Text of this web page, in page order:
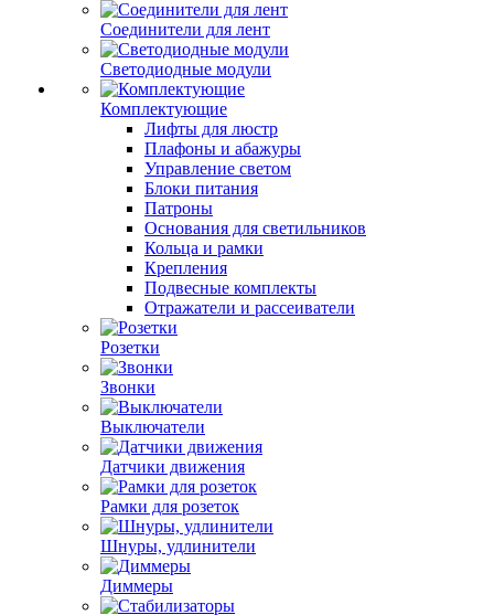
Соединители для лент
Светодиодные модули
Комплектующие
Лифты для люстр
Плафоны и абажуры
Управление светом
Блоки питания
Патроны
Основания для светильников
Кольца и рамки
Крепления
Подвесные комплекты
Отражатели и рассеиватели
Розетки
Звонки
Выключатели
Датчики движения
Рамки для розеток
Шнуры, удлинители
Диммеры